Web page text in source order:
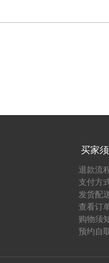
买家
退款流
支付方
发货配
查看订
购物须
预约自